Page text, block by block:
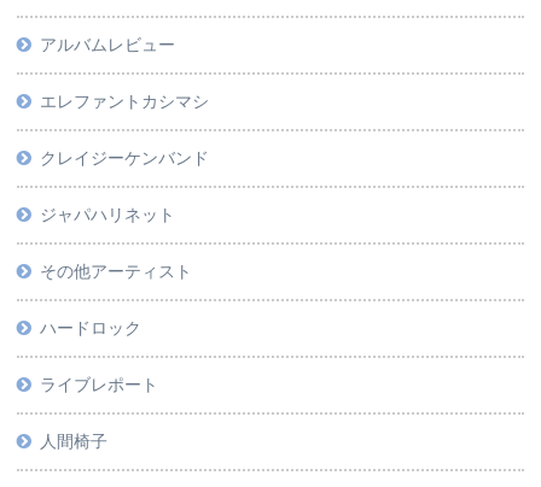
アルバムレビュー
エレファントカシマシ
クレイジーケンバンド
ジャパハリネット
その他アーティスト
ハードロック
ライブレポート
人間椅子